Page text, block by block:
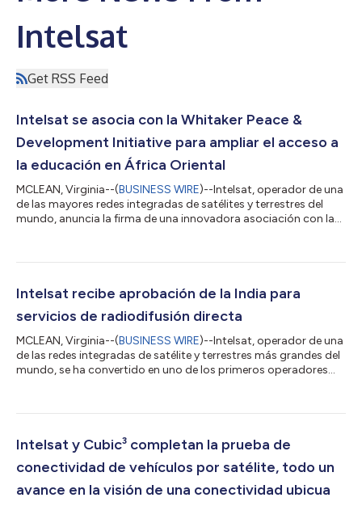
Intelsat
Get RSS Feed
Intelsat se asocia con la Whitaker Peace &
Development Initiative para ampliar el acceso a
la educación en África Oriental
MCLEAN, Virginia--(BUSINESS WIRE)--Intelsat, operador de una
de las mayores redes integradas de satélites y terrestres del
mundo, anuncia la firma de una innovadora asociación con la
(WPDI), para revolucionar el acceso a la educación en regiones
proporcionará por primera vez conectividad a Internet de alta
Intelsat recibe aprobación de la India para
servicios de radiodifusión directa
MCLEAN, Virginia--(BUSINESS WIRE)--Intelsat, operador de una
de las redes integradas de satélite y terrestres más grandes del
mundo, se ha convertido en uno de los primeros operadores
directamente a las empresas de medios de radiodifusión de la
Intelsat en la vía rápida para prestar nuevos servicios y hacer
mayores inv...
Intelsat y Cubic³ completan la prueba de
conectividad de vehículos por satélite, todo un
avance en la visión de una conectividad ubicua